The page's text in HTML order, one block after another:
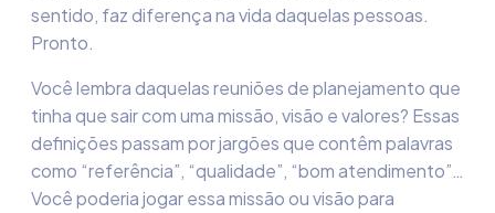
sentido, faz diferença na vida daquelas pessoas.
Pronto.
Você lembra daquelas reuniões de planejamento que
tinha que sair com uma missão, visão e valores? Essas
definições passam por jargões que contêm palavras
como “referência”, “qualidade”, “bom atendimento”…
Você poderia jogar essa missão ou visão para